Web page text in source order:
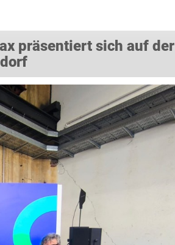
präsentiert sich auf der